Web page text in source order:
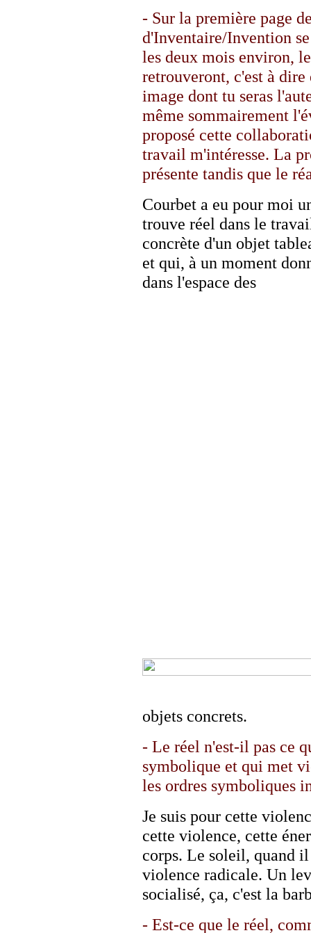
- Sur la première page
d'Inventaire/Invention
les deux mois environ,
retrouveront, c'est à
image dont tu seras
même sommairement
proposé cette
travail m'intéresse. La
présente tandis que le
Courbet a eu pour moi
trouve réel dans le
concrète d'un objet
et qui, à un moment
dans l'espace des
objets concrets.
- Le réel n'est-il pas ce
symbolique et qui met
les ordres symboliques
Je suis pour cette
cette violence, cette
corps. Le soleil, quand
violence radicale. Un
socialisé, ça, c'est la
- Est-ce que le réel,